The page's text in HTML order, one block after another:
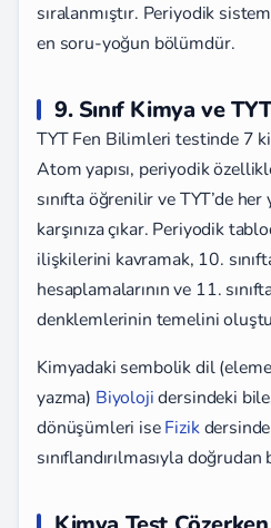
sıralanmıştır. Periyodik
en soru-yoğun bölümdür.
9. Sınıf Kimya ve
TYT Fen Bilimleri testinde 7
Atom yapısı, periyodik
sınıfta öğrenilir ve TYT’de
karşınıza çıkar. Periyodik
ilişkilerini kavramak, 10.
hesaplamalarının ve 11.
denklemlerinin temelini
Kimyadaki sembolik dil
yazma) Biyolojidersindeki
dönüşümleri iseFizik
sınıflandırılmasıyla doğrudan